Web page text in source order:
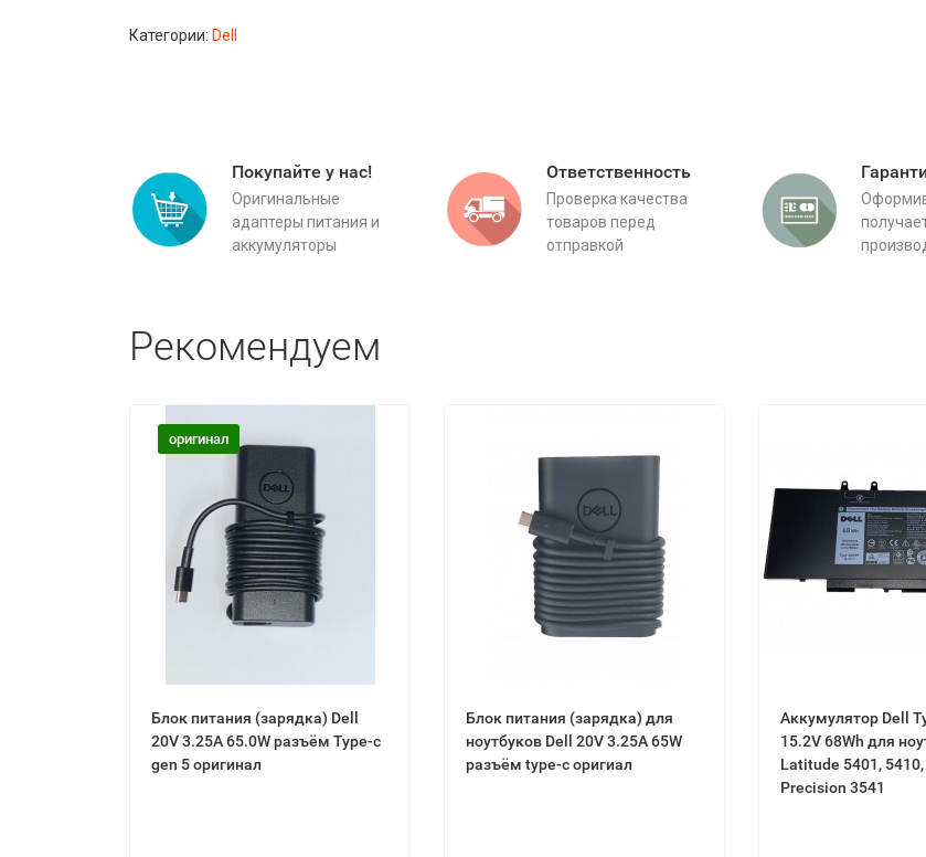
Категории: Dell
Покупайте у нас!
Оригинальные
адаптеры питания и
аккумуляторы
Ответственность
Проверка качества
товаров перед
отправкой
Рекомендуем
оригинал
Блок питания (зарядка) Dell
20V 3.25A 65.0W разъём Type-c
gen 5 оригинал
Блок питания (зарядка) для
ноутбуков Dell 20V 3.25A 65W
разъём type-c оригиал
Аккумулятор Dell
15.2V 68Wh для ноутбука Dell
Latitude 5401,
Precision 3541